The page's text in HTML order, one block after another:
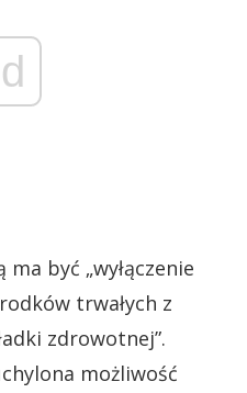
być „wyłączenie
trwałych z
zdrowotnej”.
możliwość